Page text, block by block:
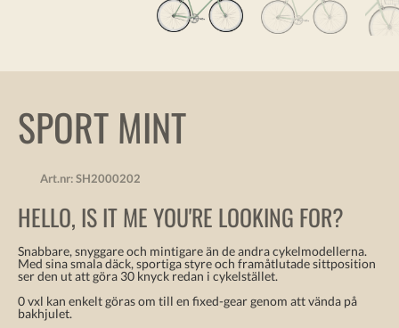
SPORT MINT
Art.nr:SH2000202
HELLO, IS IT ME YOU'RE LOOKING FOR?
Snabbare, snyggare och mintigare än de andra cykelmodellerna.
Med sina smala däck, sportiga styre och framåtlutade sittposition
ser den ut att göra 30 knyck redan i cykelstället.
0 vxl kan enkelt göras om till en fixed-gear genom att vända på
bakhjulet.